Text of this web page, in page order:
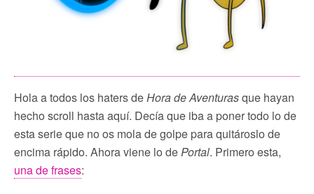
Hola a todos los haters deHora de Aventurasque hayan
hecho scroll hasta aquí. Decía que iba a poner todo lo de
esta serie que no os mola de golpe para quitároslo de
encima rápido. Ahora viene lo de Portal. Primero esta,
una de frases: